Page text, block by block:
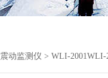
震动监测仪 > WLI-2001WLI-